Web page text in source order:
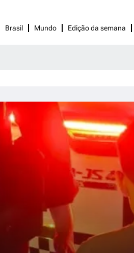
Brasil Mundo Edição da semana